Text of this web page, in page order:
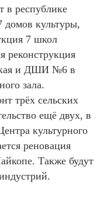
в республике
домов культуры,
7 школ
реконструкция
и ДШИ №6 в
зала.
трёх сельских
ещё двух, в
культурного
реновация
Также будут